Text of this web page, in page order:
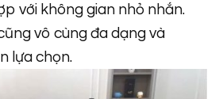
với không gian nhỏ nhắn.
vô cùng đa dạng và
lựa chọn.